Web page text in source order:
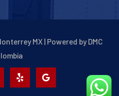
MX | Powered by DMC